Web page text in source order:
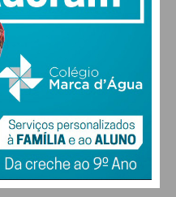
EM PAÇOS DE